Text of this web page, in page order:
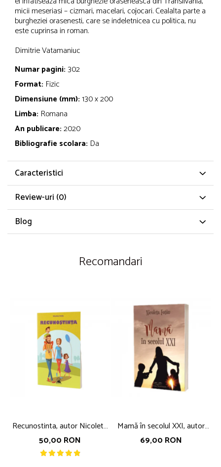
micii meseriasi – cizmari, macelari, cojocari. Cealalta parte a
burgheziei orasenesti, care se indeletnicea cu politica, nu
este cuprinsa in roman.
Dimitrie Vatamaniuc
Numar pagini:302
Format: Fizic
Dimensiune (mm):130 x 200
Limba: Romana
An publicare:2020
Bibliografie scolara: Da
Caracteristici
Review-uri (0)
Blog
Recomandari
Recunostinta, autor Nicoleta
Fotau
50,00 RON
Mamă în secolul XXI, autor
Nicoleta Fotău
69,00 RON